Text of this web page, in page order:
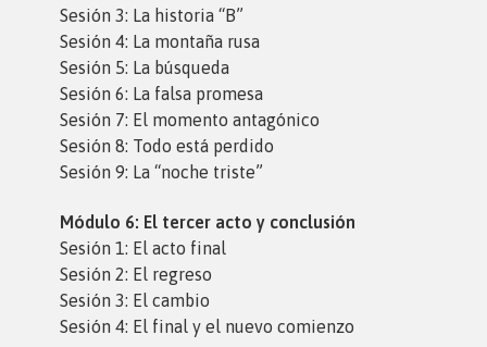
Sesión 3: La historia “B”
Sesión 4: La montaña rusa
Sesión 5: La búsqueda
Sesión 6: La falsa promesa
Sesión 7: El momento antagónico
Sesión 8: Todo está perdido
Sesión 9: La “noche triste”
Módulo 6: El tercer acto y conclusión
Sesión 1: El acto final
Sesión 2: El regreso
Sesión 3: El cambio
Sesión 4: El final y el nuevo comienzo